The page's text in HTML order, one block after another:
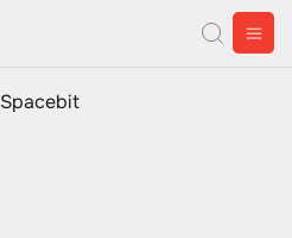
Spacebit